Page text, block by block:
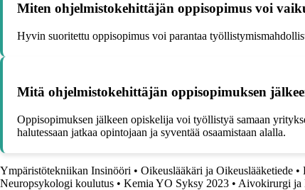
Miten ohjelmistokehittäjän oppisopimus voi
Hyvin suoritettu oppisopimus voi parantaa
Mitä ohjelmistokehittäjän oppisopimuksen
Oppisopimuksen jälkeen opiskelija voi työllistyä samaan
halutessaan jatkaa opintojaan ja syventää osaamistaan alalla.
Ympäristötekniikan Insinööri • Oikeuslääkäri ja Oikeuslääketiede •
Neuropsykologi koulutus • Kemia YO Syksy 2023 • Aivokirurgi ja